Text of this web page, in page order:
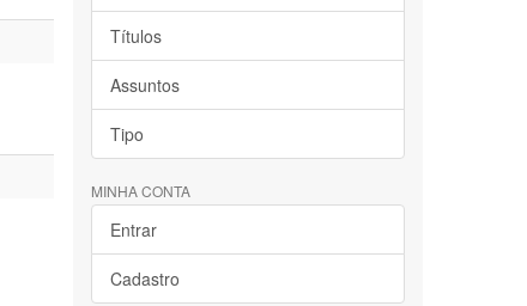
Títulos
Assuntos
Tipo
MINHA CONTA
Entrar
Cadastro